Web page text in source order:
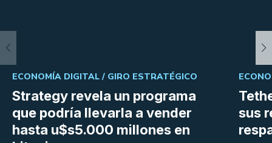
Strategy revela un programa
que podría llevarla a vender
hasta u$s5.000 millones en
ECONOMÍA DIGITAL / GIRO ESTRATÉGICO
sus